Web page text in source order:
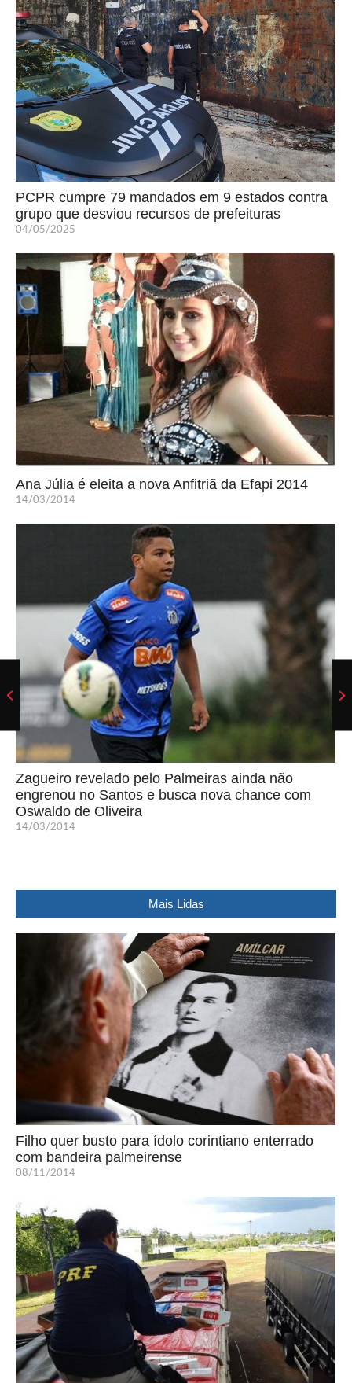
PCPR cumpre 79 mandados em 9 estados contra
grupo que desviou recursos de prefeituras
04/05/2025
Ana Júlia é eleita a nova Anfitriã da Efapi 2014
14/03/2014
Zagueiro revelado pelo Palmeiras ainda não
engrenou no Santos e busca nova chance com
Oswaldo de Oliveira
14/03/2014
Mais Lidas
Filho quer busto para ídolo corintiano enterrado
com bandeira palmeirense
08/11/2014